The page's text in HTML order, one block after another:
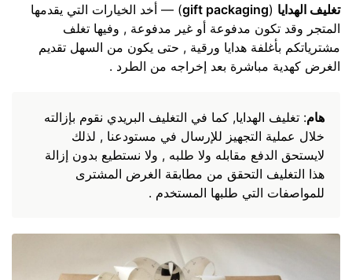
تغليف الهدايا (
gift packaging) — أخد الخيارات التي يقدمها
المتجر وقد تكون مدفوعة أو غير مدفوعة , وفيها تغلف
مشترياتكم بأغلفة هدايا ورقية , حتى يكون من السهل تقديم
الغرض كهدية مباشرة بعد إخراجه من الطرد .
هام: تغليف الهدايا, كما في التغليف البريدي نقوم بإزالته
خلال عملية التجهيز للإرسال في مستودعنا , لذلك
لايستحق الدفع مقابله ولا طلبه , ولا نستطيع بدون إزالة
هذا التغليف التحقق من مطابقة الغرض المشترى
للمواصفات التي طلبها المستخدم .